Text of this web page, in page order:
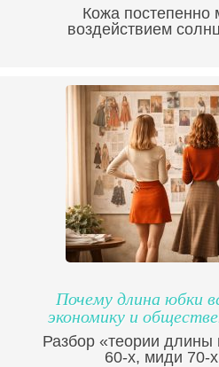
Кожа постепенно
воздействием
Почему длина юбки
экономику и
Разбор «теории длины
60-х, миди 70-